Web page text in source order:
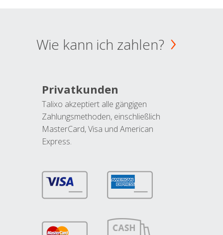
Wie kann ich zahlen?
Privatkunden
Talixo akzeptiert alle gängigen
Zahlungsmethoden, einschließlich
MasterCard, Visa und American
Express.